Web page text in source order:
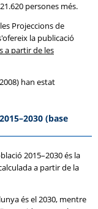
persones més.
Projeccions de
la publicació
a partir de les
han estat
(base
2015–2030 és la
a partir de la
és el 2030, mentre